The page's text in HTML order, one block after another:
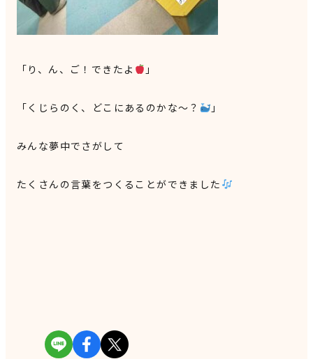
「り、ん、ご！できたよ 」
「くじらのく、どこにあるのかな〜？ 」
みんな夢中でさがして
たくさんの言葉をつくることができました